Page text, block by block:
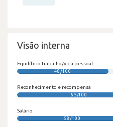
Visão interna
Equilíbrio trabalho/vida pessoal
48/100
Reconhecimento e recompensa
65/100
Salário
58/100